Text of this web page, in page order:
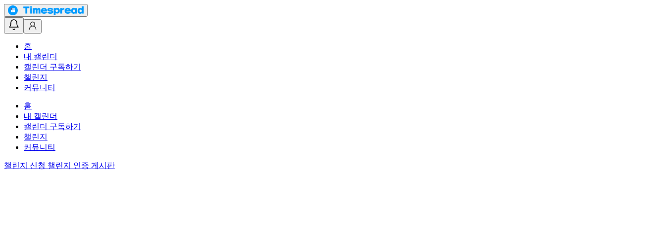
홈
내 캘린더
캘린더 구독하기
챌린지
커뮤니티
홈
내 캘린더
캘린더 구독하기
챌린지
커뮤니티
챌린지 신청 챌린지 인증 게시판